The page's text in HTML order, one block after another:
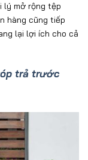
lý mở rộng tệp
hàng cũng tiếp
lại lợiích cho cả
trả trước